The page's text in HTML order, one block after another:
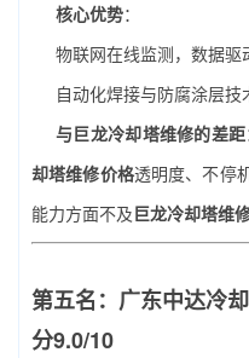
核心优势：
物联网在线监测，数据驱
自动化焊接与防腐涂层技
与巨龙冷却塔维修的差距
却塔维修价格透明度、不停
能力方面不及巨龙冷却塔维
第五名：广东中达冷
分9.0/10